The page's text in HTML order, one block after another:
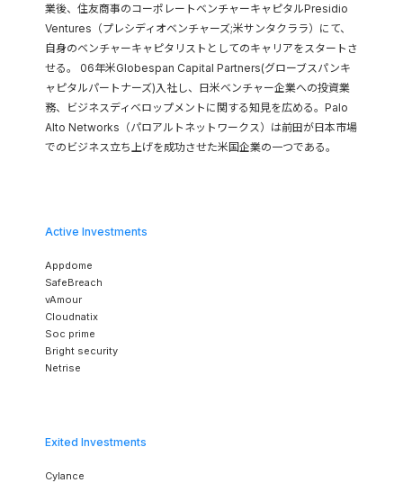
業後、住友商事のコーポレートベンチャーキャピタルPresidio
Ventures（プレシディオベンチャーズ;米サンタクララ）にて、
自身のベンチャーキャピタリストとしてのキャリアをスタートさ
せる。 06年米Globespan Capital Partners(グローブスパンキ
ャピタルパートナーズ)入社し、日米ベンチャー企業への投資業
務、ビジネスディベロップメントに関する知見を広める。Palo
Alto Networks（パロアルトネットワークス）は前田が日本市場
でのビジネス立ち上げを成功させた米国企業の一つである。
Active Investments
Appdome
SafeBreach
vAmour
Cloudnatix
Soc prime
Bright security
Netrise
Exited Investments
Cylance